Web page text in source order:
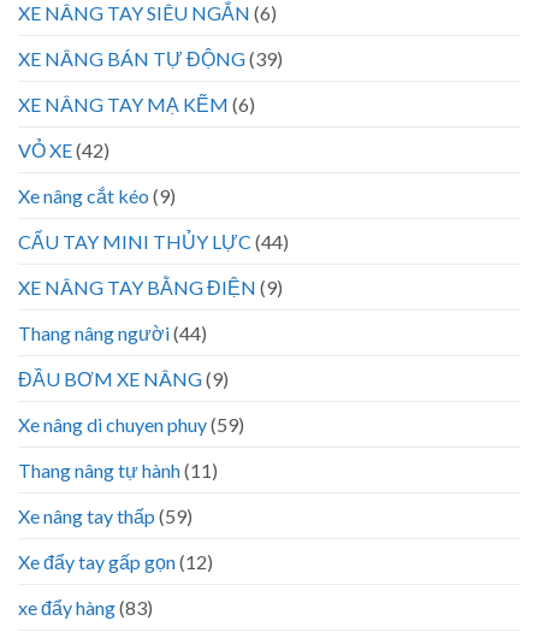
XE NÂNG TAY SIÊU NGẮN (6)
XE NÂNG BÁN TỰ ĐỘNG(39)
XE NÂNG TAY MẠ KẼM (6)
VỎ XE(42)
Xe nâng cắt kéo (9)
CẨU TAY MINI THỦY LỰC (44)
XE NÂNG TAY BẰNG ĐIỆN (9)
Thang nâng người(44)
ĐẦU BƠM XE NÂNG(9)
Xe nâng di chuyen phuy(59)
Thang nâng tự hành(11)
Xe nâng tay thấp (59)
Xe đẩy tay gấp gọn(12)
xe đẩy hàng(83)